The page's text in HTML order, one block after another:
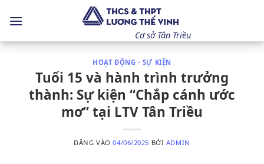
qua
Cơ sở Tân Triều
HOẠT ĐỘNG - SỰ KIỆN
Tuổi 15 và hành trình trưởng
thành: Sự kiện “Chắp cánh ước
mơ” tại LTV Tân Triều
ĐĂNG VÀO04/06/2025 BỞI ADMIN